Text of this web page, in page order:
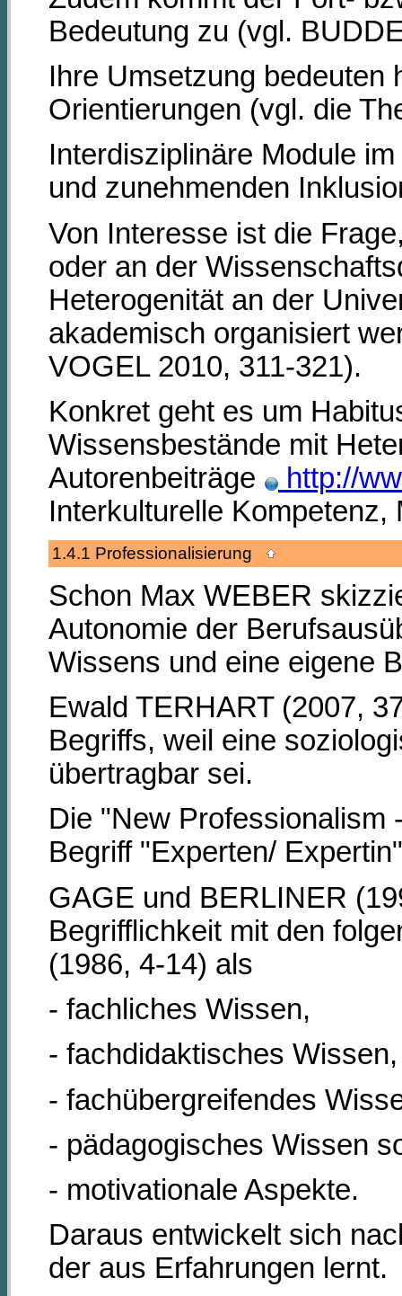
Bedeutung zu (vgl.
Ihre Umsetzung bedeuten
Orientierungen (vgl. die
Interdisziplinäre Module
und zunehmenden
Von Interesse ist die
oder an der
Heterogenität an der
akademisch organisiert
VOGEL 2010, 311-321).
Konkret geht es um
Wissensbestände mit
Autorenbeiträge
http://
Interkulturelle
1.4.1 Professionalisierung
Schon Max WEBER
Autonomie der
Wissens und eine eigene
Ewald TERHART (2007,
Begriffs, weil eine
übertragbar sei.
Die "New Professionalism
Begriff "Experten/
GAGE und BERLINER
Begrifflichkeit mit den
(1986, 4-14) als
- fachliches Wissen,
- fachdidaktisches Wissen,
- fachübergreifendes
- pädagogisches Wissen
- motivationale Aspekte.
Daraus entwickelt sich
der aus Erfahrungen lernt.